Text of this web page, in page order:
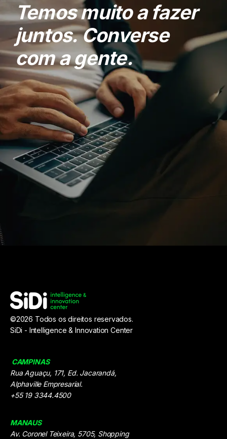
Temos muito a fazer
juntos. Converse
com a gente.
©2026 Todos os direitos reservados.
SiDi - Intelligence & Innovation Center
CAMPINAS
Rua Aguaçu, 171, Ed. Jacarandá,
Alphaville Empresarial.
+55 19 3344.4500
MANAUS
Av. Coronel Teixeira, 5705, Shopping